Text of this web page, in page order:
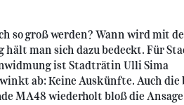
so groß werden? Wann wird mit
man sich dazu bedeckt. Für
ist Stadträtin Ulli Sima
ab: Keine Auskünfte. Auch die
MA48 wiederholt bloß die Ansage